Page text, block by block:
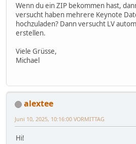
Wenn du ein ZIP bekommen hast,
versucht haben mehrere Keynote
hochzuladen? Dann versucht LV
erstellen.
Viele Grüsse,
Michael
alextee
Juni 10, 2025, 10:16:00 VORMITTAG
Hi!